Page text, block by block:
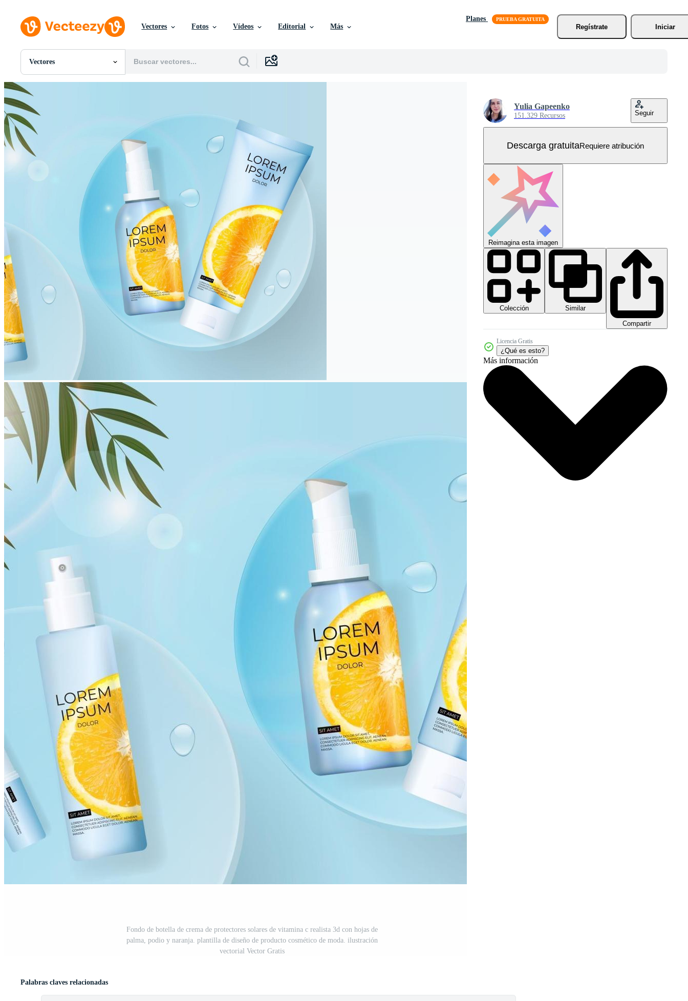
Vectores Fotos Vídeos Editorial Más
Planes
Regístrate
Iniciar
Vectores
Todas Imágenes
Gráficos en Movimiento
Imágenes Editoriales
Eventos Editoriales
Fondo de botella de crema de protectores solares de vitamina c realista 3d con hojas de
palma, podio y naranja. plantilla de diseño de producto cosmético de moda. ilustración
vectorial Vector Gratis
Yulia Gapeenko
151.329 Recursos Seguir
Descarga gratuitaRequiere atribución
Reimagina esta imagen
Colección
Similar
Compartir
Licencia Gratis
¿Qué es esto?
Más información
Palabras claves relacionadas